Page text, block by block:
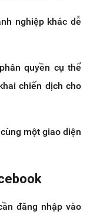
nghiệp khác dễ
quyền cụ thể
chiến dịch cho
một giao diện
đăng nhập vào